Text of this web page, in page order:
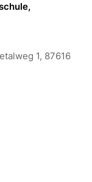
1, 87616